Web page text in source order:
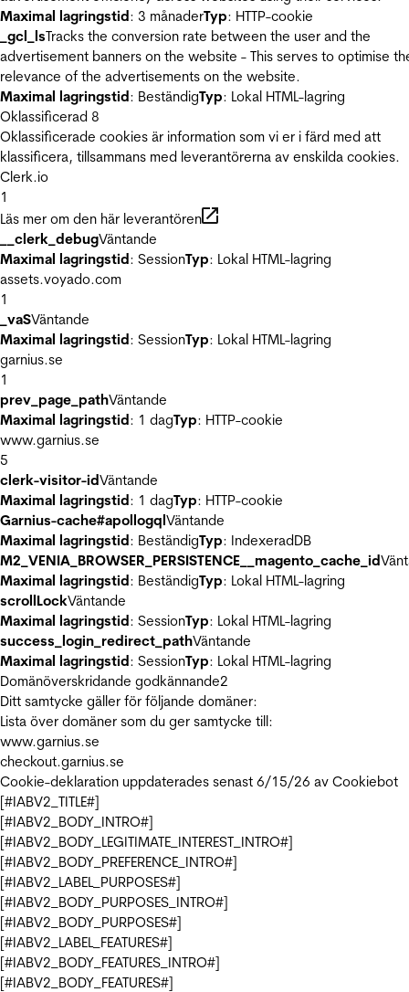
Maximal lagringstid: 3 månaderTyp: HTTP-cookie
_gcl_lsTracks the conversion rate between the user and the
advertisement banners on the website - This serves to optimise
relevance of the advertisements on the website.
Maximal lagringstid: BeständigTyp: Lokal HTML-lagring
Oklassificerad 8
Oklassificerade cookies är information som vi er i färd med att
klassificera, tillsammans med leverantörerna av enskilda cookies.
Clerk.io
1
Läs mer om den här leverantören
__clerk_debugVäntande
Maximal lagringstid: SessionTyp: Lokal HTML-lagring
assets.voyado.com
1
_vaSVäntande
Maximal lagringstid: SessionTyp: Lokal HTML-lagring
garnius.se
1
prev_page_pathVäntande
Maximal lagringstid: 1 dagTyp: HTTP-cookie
www.garnius.se
5
clerk-visitor-idVäntande
Maximal lagringstid: 1 dagTyp: HTTP-cookie
Garnius-cache#apollogqlVäntande
Maximal lagringstid: BeständigTyp: IndexeradDB
M2_VENIA_BROWSER_PERSISTENCE__magento_cache_id
Maximal lagringstid: BeständigTyp: Lokal HTML-lagring
scrollLockVäntande
Maximal lagringstid: SessionTyp: Lokal HTML-lagring
success_login_redirect_pathVäntande
Maximal lagringstid: SessionTyp: Lokal HTML-lagring
Domänöverskridande godkännande2
Ditt samtycke gäller för följande domäner:
Lista över domäner som du ger samtycke till:
www.garnius.se
checkout.garnius.se
Cookie-deklaration uppdaterades senast 6/15/26 av Cookiebot
[#IABV2_TITLE#]
[#IABV2_BODY_INTRO#]
[#IABV2_BODY_LEGITIMATE_INTEREST_INTRO#]
[#IABV2_BODY_PREFERENCE_INTRO#]
[#IABV2_LABEL_PURPOSES#]
[#IABV2_BODY_PURPOSES_INTRO#]
[#IABV2_BODY_PURPOSES#]
[#IABV2_LABEL_FEATURES#]
[#IABV2_BODY_FEATURES_INTRO#]
[#IABV2_BODY_FEATURES#]